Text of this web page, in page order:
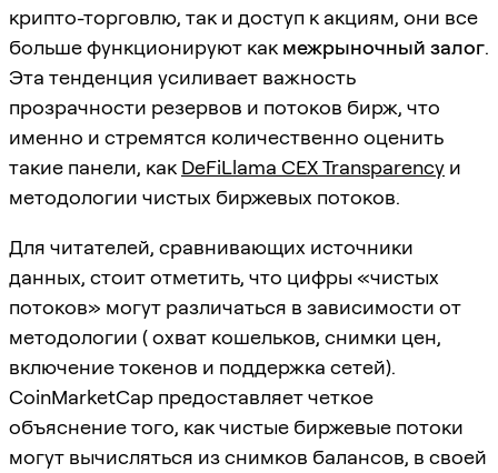
крипто-торговлю, так и доступ к акциям, они все
больше функционируют как межрыночный залог.
Эта тенденция усиливает важность
прозрачности резервов и потоков бирж, что
именно и стремятся количественно оценить
такие панели, как DeFiLlama CEX Transparency и
методологии чистых биржевых потоков.
Для читателей, сравнивающих источники
данных, стоит отметить, что цифры «чистых
потоков» могут различаться в зависимости от
методологии ( охват кошельков, снимки цен,
включение токенов и поддержка сетей).
CoinMarketCap предоставляет четкое
объяснение того, как чистые биржевые потоки
могут вычисляться из снимков балансов, в своей